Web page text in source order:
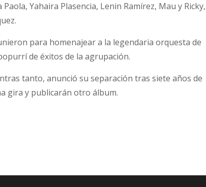
Yahaira Plasencia, Lenin Ramírez, Mau y Ricky,
para homenajear a la legendaria orquesta de
de éxitos de la agrupación.
tanto, anunció su separación tras siete años de
gira y publicarán otro álbum.